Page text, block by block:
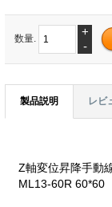
数量.
+
-
製品説明 レビ
Z軸変位昇降手動
ML13-60R 60*60